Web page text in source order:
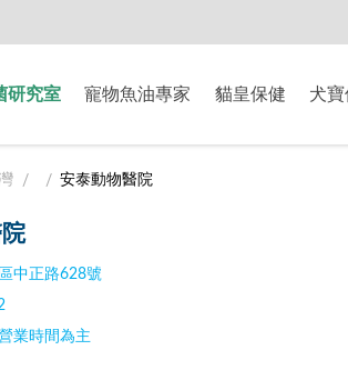
研究室 寵物魚油專家 貓皇保健 犬寶
安泰動物醫院
中正路628號
業時間為主